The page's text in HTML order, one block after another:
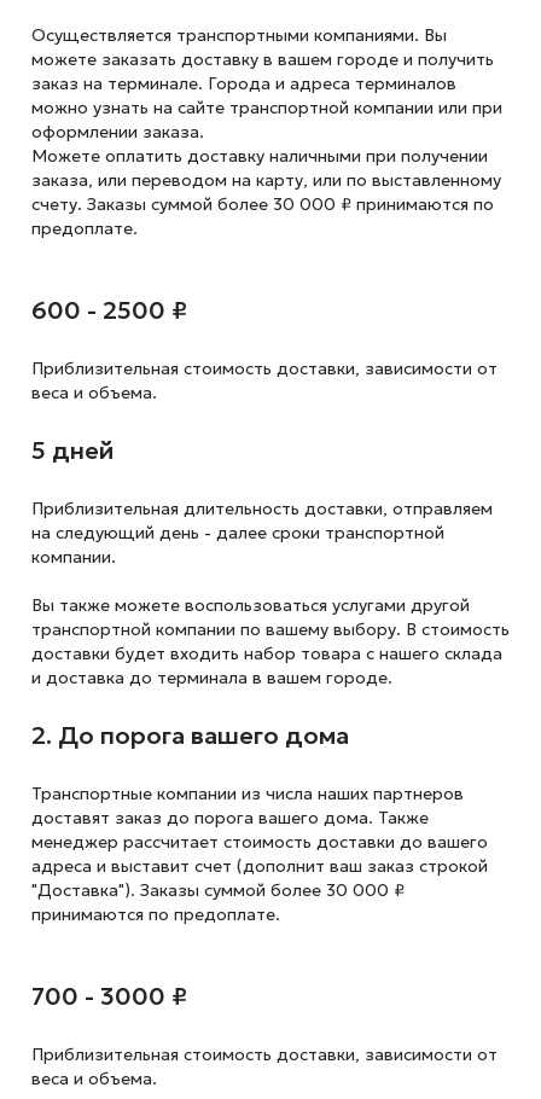
Осуществляется транспортными компаниями. Вы
можете заказать доставку в вашем городе и получить
заказ на терминале. Города и адреса терминалов
можно узнать на сайте транспортной компании или при
оформлении заказа.
Можете оплатить доставку наличными при получении
заказа, или переводом на карту, или по выставленному
счету. Заказы суммой более 30 000 ₽ принимаются по
предоплате.
600 - 2500 ₽
Приблизительная стоимость доставки, зависимости от
веса и объема.
5 дней
Приблизительная длительность доставки, отправляем
на следующий день - далее сроки транспортной
компании.
Вы также можете воспользоваться услугами другой
транспортной компании по вашему выбору. В стоимость
доставки будет входить набор товара с нашего склада
и доставка до терминала в вашем городе.
2. До порога вашего дома
Транспортные компании из числа наших партнеров
доставят заказ до порога вашего дома. Также
менеджер рассчитает стоимость доставки до вашего
адреса и выставит счет (дополнит ваш заказ строкой
"Доставка"). Заказы суммой более 30 000 ₽
принимаются по предоплате.
700 - 3000 ₽
Приблизительная стоимость доставки, зависимости от
веса и объема.